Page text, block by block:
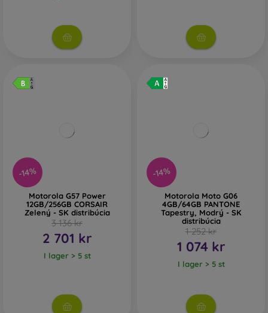
-14%
Motorola G57 Power
12GB/256GB CORSAIR
Zelený - SK distribúcia
3 136 kr
2 701 kr
I lager > 5 st
-14%
Motorola Moto G06
4GB/64GB PANTONE
Tapestry, Modrý - SK
distribúcia
1 252 kr
1 074 kr
I lager > 5 st